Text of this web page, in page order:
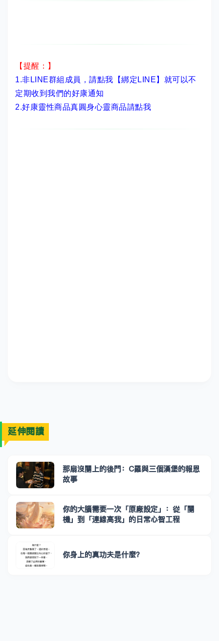
【提醒：】
1.非LINE群組成員， 請點我【綁定LINE】 就可以不
定期收到我們的好康通知
2.好康靈性商品真圓身心靈商品請點我
延伸閱讀
那扇沒關上的後門：C羅與三個漢堡的報恩
故事
你的大腦需要一次「原廠設定」：從「關
機」到「連線高我」的日常心智工程
你身上的真功夫是什麼？